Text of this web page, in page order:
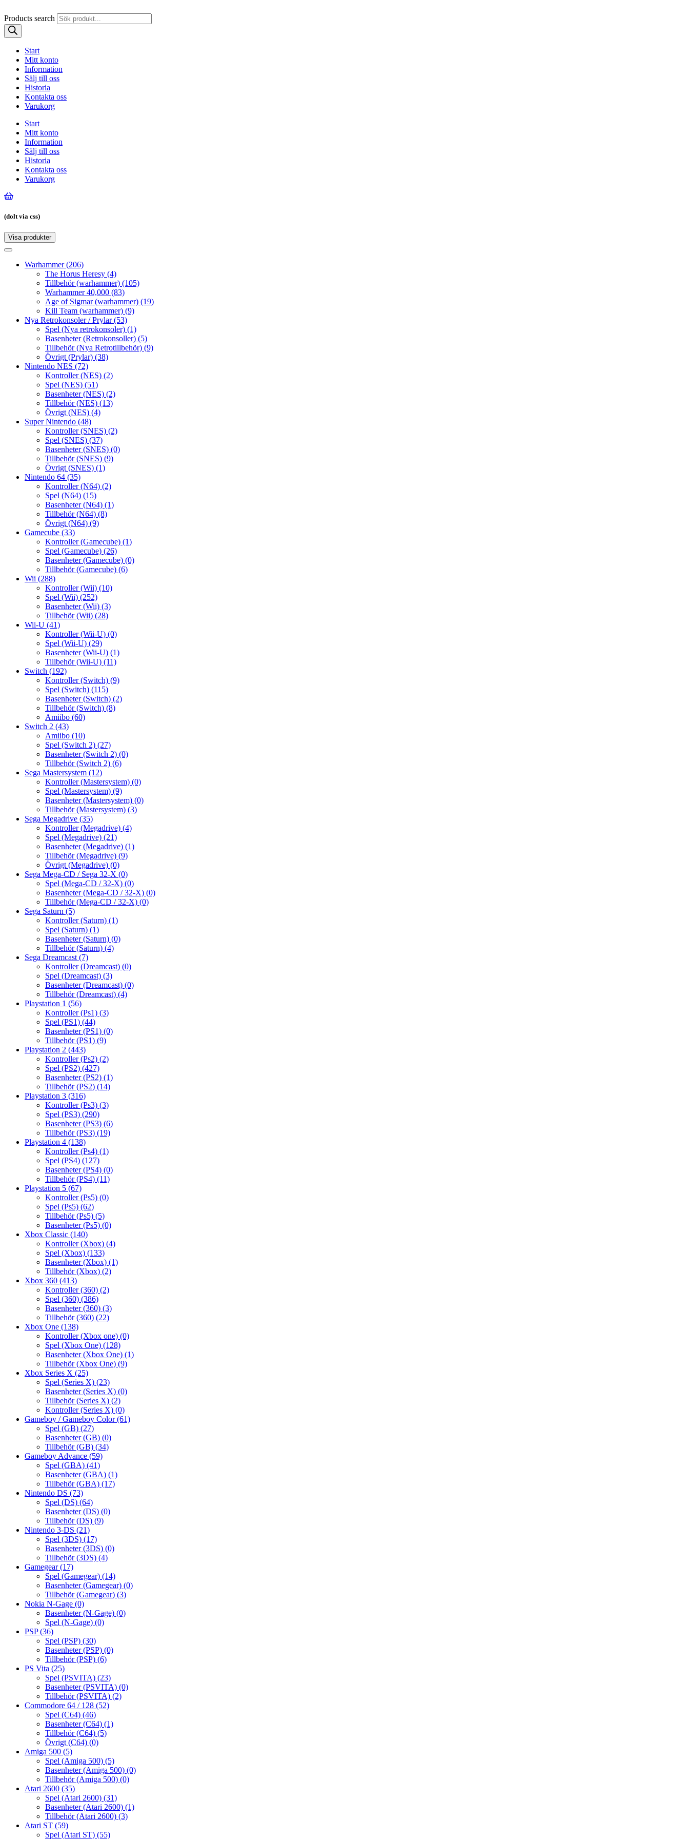
Products search
Start
Mitt konto
Information
Sälj till oss
Historia
Kontakta oss
Varukorg
Start
Mitt konto
Information
Sälj till oss
Historia
Kontakta oss
Varukorg
(dolt via css)
Visa produkter
Toggle
Toggle
navigationWarhammer(206)
The Horus Heresy (4)
Tillbehör (warhammer) (105)
Warhammer 40,000 (83)
Age of Sigmar (warhammer) (19)
Kill Team (warhammer) (9)
Nya Retrokonsoler / Prylar(53)
Spel (Nya retrokonsoler) (1)
Basenheter (Retrokonsoller) (5)
Tillbehör (Nya Retrotillbehör) (9)
Övrigt (Prylar) (38)
Nintendo NES (72)
Kontroller (NES) (2)
Spel (NES) (51)
Basenheter (NES) (2)
Tillbehör (NES) (13)
Övrigt (NES) (4)
Super Nintendo (48)
Kontroller (SNES) (2)
Spel (SNES) (37)
Basenheter (SNES) (0)
Tillbehör (SNES) (9)
Övrigt (SNES) (1)
Nintendo 64 (35)
Kontroller (N64) (2)
Spel (N64) (15)
Basenheter (N64) (1)
Tillbehör (N64) (8)
Övrigt (N64) (9)
Gamecube (33)
Kontroller (Gamecube) (1)
Spel (Gamecube) (26)
Basenheter (Gamecube) (0)
Tillbehör (Gamecube) (6)
Wii (288)
Kontroller (Wii) (10)
Spel (Wii) (252)
Basenheter (Wii) (3)
Tillbehör (Wii) (28)
Wii-U (41)
Kontroller (Wii-U) (0)
Spel (Wii-U) (29)
Basenheter (Wii-U) (1)
Tillbehör (Wii-U) (11)
Switch (192)
Kontroller (Switch) (9)
Spel (Switch) (115)
Basenheter (Switch) (2)
Tillbehör (Switch) (8)
Amiibo (60)
Switch 2 (43)
Amiibo (10)
Spel (Switch 2) (27)
Basenheter (Switch 2) (0)
Tillbehör (Switch 2) (6)
Sega Mastersystem (12)
Kontroller (Mastersystem) (0)
Spel (Mastersystem) (9)
Basenheter (Mastersystem) (0)
Tillbehör (Mastersystem) (3)
Sega Megadrive (35)
Kontroller (Megadrive) (4)
Spel (Megadrive) (21)
Basenheter (Megadrive) (1)
Tillbehör (Megadrive) (9)
Övrigt (Megadrive) (0)
Sega Mega-CD / Sega 32-X (0)
Spel (Mega-CD / 32-X) (0)
Basenheter (Mega-CD / 32-X) (0)
Tillbehör (Mega-CD / 32-X) (0)
Sega Saturn (5)
Kontroller (Saturn) (1)
Spel (Saturn) (1)
Basenheter (Saturn) (0)
Tillbehör (Saturn) (4)
Sega Dreamcast (7)
Kontroller (Dreamcast) (0)
Spel (Dreamcast) (3)
Basenheter (Dreamcast) (0)
Tillbehör (Dreamcast) (4)
Playstation 1 (56)
Kontroller (Ps1) (3)
Spel (PS1) (44)
Basenheter (PS1) (0)
Tillbehör (PS1) (9)
Playstation 2 (443)
Kontroller (Ps2) (2)
Spel (PS2) (427)
Basenheter (PS2) (1)
Tillbehör (PS2) (14)
Playstation 3 (316)
Kontroller (Ps3) (3)
Spel (PS3) (290)
Basenheter (PS3) (6)
Tillbehör (PS3) (19)
Playstation 4 (138)
Kontroller (Ps4) (1)
Spel (PS4) (127)
Basenheter (PS4) (0)
Tillbehör (PS4) (11)
Playstation 5 (67)
Kontroller (Ps5) (0)
Spel (Ps5) (62)
Tillbehör (Ps5) (5)
Basenheter (Ps5) (0)
Xbox Classic (140)
Kontroller (Xbox) (4)
Spel (Xbox) (133)
Basenheter (Xbox) (1)
Tillbehör (Xbox) (2)
Xbox 360 (413)
Kontroller (360) (2)
Spel (360) (386)
Basenheter (360) (3)
Tillbehör (360) (22)
Xbox One (138)
Kontroller (Xbox one) (0)
Spel (Xbox One) (128)
Basenheter (Xbox One) (1)
Tillbehör (Xbox One) (9)
Xbox Series X (25)
Spel (Series X) (23)
Basenheter (Series X) (0)
Tillbehör (Series X) (2)
Kontroller (Series X) (0)
Gameboy / Gameboy Color(61)
Spel (GB) (27)
Basenheter (GB) (0)
Tillbehör (GB) (34)
Gameboy Advance (59)
Spel (GBA) (41)
Basenheter (GBA) (1)
Tillbehör (GBA) (17)
Nintendo DS (73)
Spel (DS) (64)
Basenheter (DS) (0)
Tillbehör (DS) (9)
Nintendo 3-DS (21)
Spel (3DS) (17)
Basenheter (3DS) (0)
Tillbehör (3DS) (4)
Gamegear(17)
Spel (Gamegear) (14)
Basenheter (Gamegear) (0)
Tillbehör (Gamegear) (3)
Nokia N-Gage (0)
Basenheter (N-Gage) (0)
Spel (N-Gage) (0)
PSP(36)
Spel (PSP) (30)
Basenheter (PSP) (0)
Tillbehör (PSP) (6)
PS Vita (25)
Spel (PSVITA) (23)
Basenheter (PSVITA) (0)
Tillbehör (PSVITA) (2)
Commodore 64 / 128 (52)
Spel (C64) (46)
Basenheter (C64) (1)
Tillbehör (C64) (5)
Övrigt (C64) (0)
Amiga 500 (5)
Spel (Amiga 500) (5)
Basenheter (Amiga 500) (0)
Tillbehör (Amiga 500) (0)
Atari 2600 (35)
Spel (Atari 2600) (31)
Basenheter (Atari 2600) (1)
Tillbehör (Atari 2600) (3)
Atari ST (59)
Spel (Atari ST) (55)